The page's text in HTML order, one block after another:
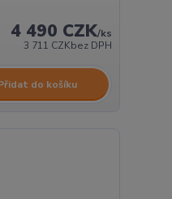
4 490 CZK/ks
3 711 CZKbez DPH
do košíku